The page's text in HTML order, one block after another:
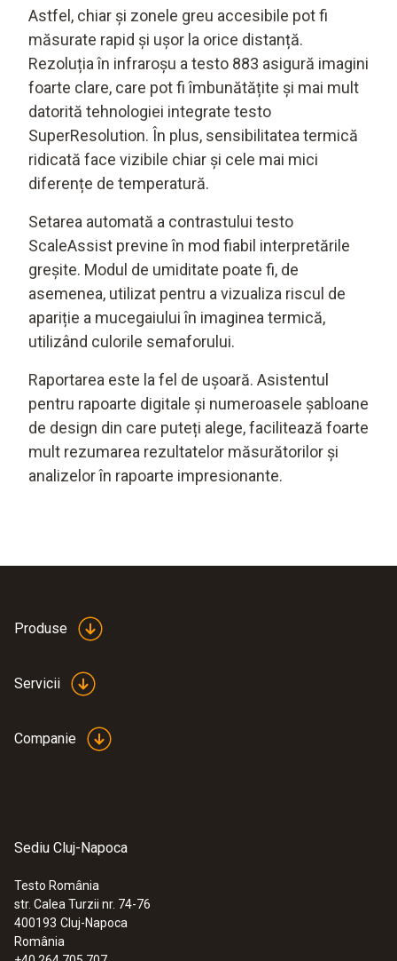
Astfel, chiar și zonele greu accesibile pot fi
măsurate rapid și ușor la orice distanță.
Rezoluția în infraroșu a testo 883 asigură imagini
foarte clare, care pot fi îmbunătățite și mai mult
datorită tehnologiei integrate testo
SuperResolution. În plus, sensibilitatea termică
ridicată face vizibile chiar și cele mai mici
diferențe de temperatură.
Setarea automată a contrastului testo
ScaleAssist previne în mod fiabil interpretările
greșite. Modul de umiditate poate fi, de
asemenea, utilizat pentru a vizualiza riscul de
apariție a mucegaiului în imaginea termică,
utilizând culorile semaforului.
Raportarea este la fel de ușoară. Asistentul
pentru rapoarte digitale și numeroasele șabloane
de design din care puteți alege, facilitează foarte
mult rezumarea rezultatelor măsurătorilor și
analizelor în rapoarte impresionante.
Produse
Servicii
Companie
Sediu Cluj-Napoca
Testo România
str. Calea Turzii nr. 74-76
400193 Cluj-Napoca
România